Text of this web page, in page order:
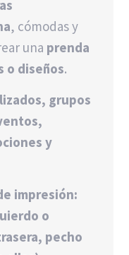
, cómodas y
una prenda
o diseños.
grupos
y
impresión:
o
pecho